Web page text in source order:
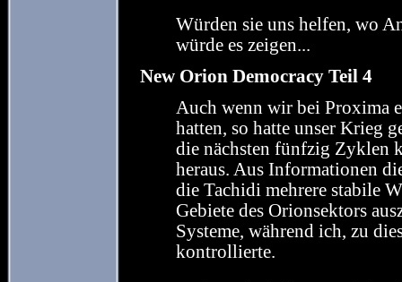
Würden sie uns helfen, wo
würde es zeigen...
New Orion Democracy Teil 4
Auch wenn wir bei Proxima
hatten, so hatte unser Krieg
die nächsten fünfzig Zyklen
heraus. Aus Informationen
die Tachidi mehrere stabile
Gebiete des Orionsektors
Systeme, während ich, zu
kontrollierte.